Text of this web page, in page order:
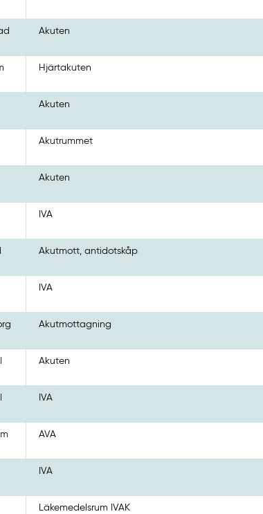
Akuten
Hjärtakuten
Akuten
Akutrummet
Akuten
IVA
Akutmott, antidotskåp
IVA
Akutmottagning
Akuten
IVA
AVA
IVA
Läkemedelsrum IVAK